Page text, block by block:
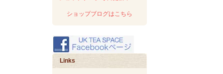
ショップブログはこちら
Links